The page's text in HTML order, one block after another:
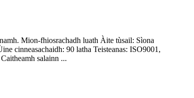
Mion-fhiosrachadh luath Àite tùsail: Sìona
cinneasachaidh: 90 latha Teisteanas: ISO9001,
salainn ...